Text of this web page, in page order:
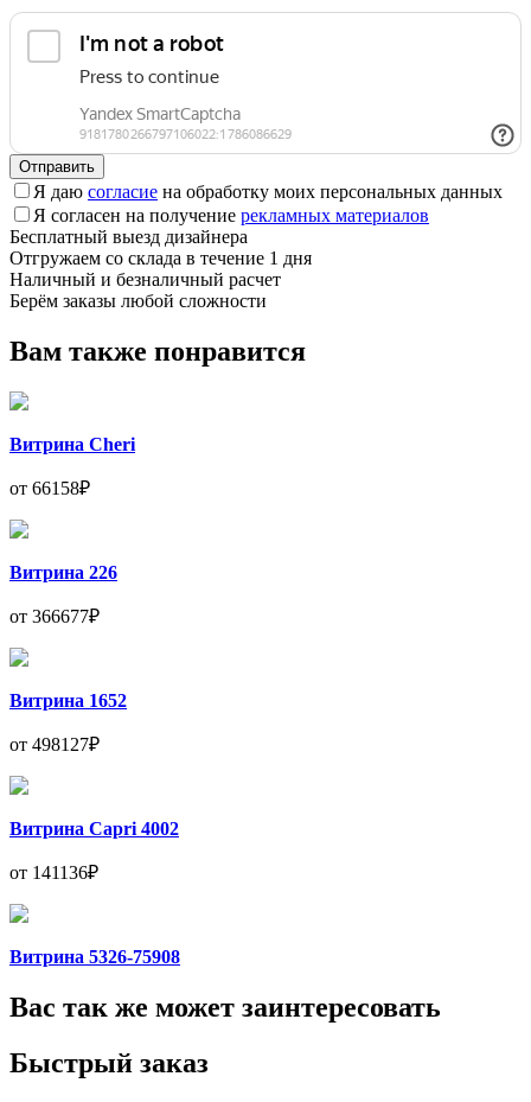
Отправить
Я даю согласие на обработку моих персональных данных
Я согласен на получение рекламных материалов
Бесплатный выезд дизайнера
Отгружаем со склада в течение 1 дня
Наличный и безналичный расчет
Берём заказы любой сложности
Вам также понравится
Витрина Cheri
от 66158₽
Витрина 226
от 366677₽
Витрина 1652
от 498127₽
Витрина Capri 4002
от 141136₽
Витрина 5326-75908
Вас так же может заинтересовать
Быстрый заказ